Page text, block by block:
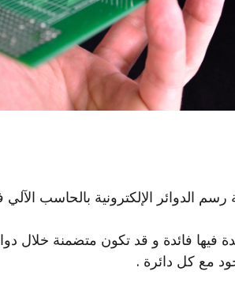
الدوائر الإلكترونية بالحاسب
فيها فائدة و قد تكون متضمنة خلال
مع كل دائرة .